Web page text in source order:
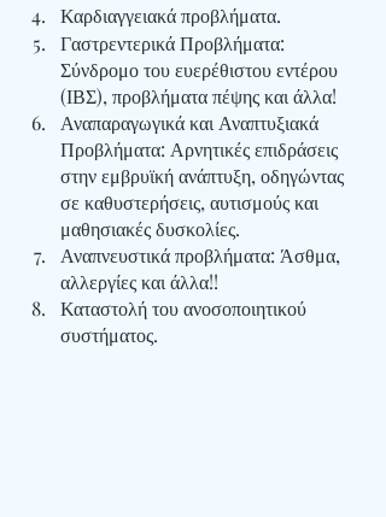
Καρδιαγγειακά προβλήματα.
Γαστρεντερικά Προβλήματα:
Σύνδρομο του ευερέθιστου εντέρου
(ΙΒΣ), προβλήματα πέψης και άλλα!
Αναπαραγωγικά και Αναπτυξιακά
Προβλήματα: Αρνητικές επιδράσεις
στην εμβρυϊκή ανάπτυξη, οδηγώντας
σε καθυστερήσεις, αυτισμούς και
μαθησιακές δυσκολίες.
Αναπνευστικά προβλήματα: Άσθμα,
αλλεργίες και άλλα!!
Καταστολή του ανοσοποιητικού
συστήματος.